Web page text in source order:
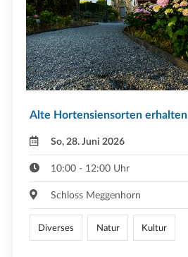
Alte Hortensiensorten erhalten
So, 28. Juni 2026
10:00 - 12:00 Uhr
Schloss Meggenhorn
Diverses Natur Kultur